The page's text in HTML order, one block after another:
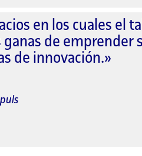
en los cuales el
de emprender
de innovación.»